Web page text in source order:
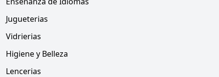
Jugueterias
Vidrierias
Higiene y Belleza
Lencerias